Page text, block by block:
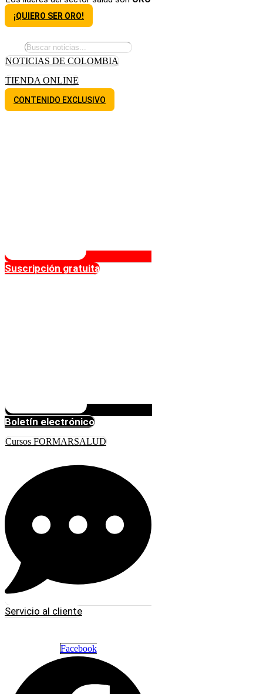
¡QUIERO SER ORO!
NOTICIAS DE COLOMBIA
TIENDA ONLINE
CONTENIDO EXCLUSIVO
Suscripción gratuita
Boletín electrónico
Cursos FORMARSALUD
Servicio al cliente
Facebook